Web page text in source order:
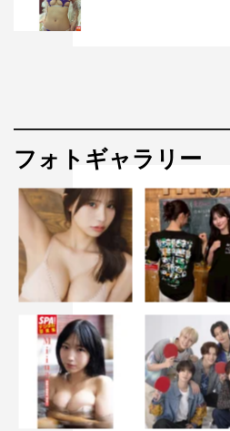
みがえったり…。
桜井：うるさいよ（笑）。いら
ぱりこうしてチャペルに来ると
すよね。
高見沢：ここで毎週礼拝をやっ
桜井：ここに集まって聖書を読
んです。あとはお昼休みになる
弾いてくれたんだよね。それを
た。
高見沢：やはりここに来るとす
フォトギャラリー